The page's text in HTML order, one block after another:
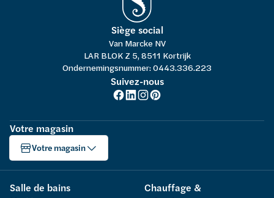
Siège social
Van Marcke NV
LAR BLOK Z 5, 8511 Kortrijk
Ondernemingsnummer: 0443.336.223
Suivez-nous
Votre magasin
Votre magasin
Salle de bains
Chauffage &